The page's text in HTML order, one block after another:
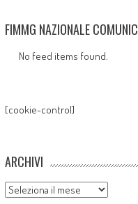
FIMMG NAZIONALE
No feed items found.
[cookie-control]
ARCHIVI
Archivi